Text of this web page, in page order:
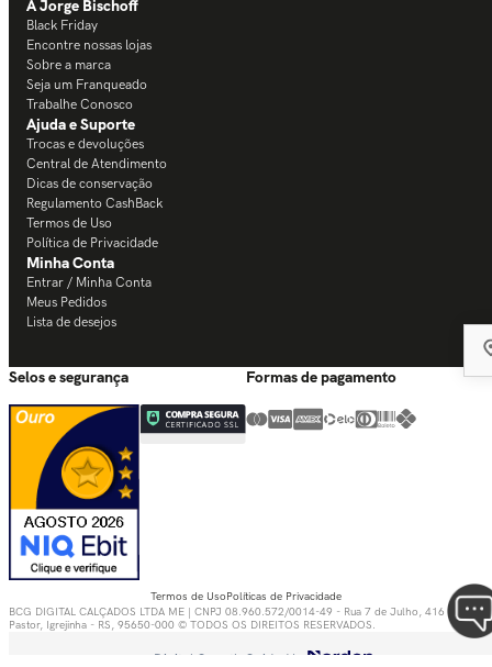
A Jorge Bischoff
Black Friday
Encontre nossas lojas
Sobre a marca
Seja um Franqueado
Trabalhe Conosco
Ajuda e Suporte
Trocas e devoluções
Central de Atendimento
Dicas de conservação
Regulamento CashBack
Termos de Uso
Política de Privacidade
Minha Conta
Entrar / Minha Conta
Meus Pedidos
Lista de desejos
Selos e segurança Formas de pagamento
Termos de UsoPolíticas de Privacidade
BCG DIGITAL CALÇADOS LTDA ME | CNPJ 08.960.572/0014-49 - Rua 7 de Julho, 416 - Bom
Pastor, Igrejinha - RS, 95650-000 © TODOS OS DIREITOS RESERVADOS.
Digital Growth Guided by